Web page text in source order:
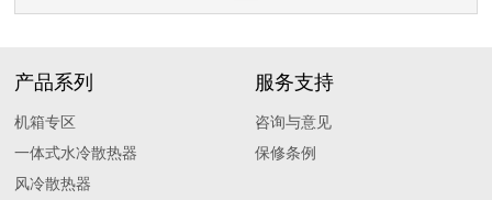
产品系列
机箱专区
一体式水冷散热器
风冷散热器
服务支持
咨询与意见
保修条例